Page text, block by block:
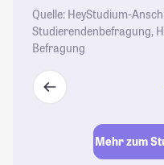
Quelle: HeyStudium-
Studierendenbefragung,
Befragung
Mehr zum